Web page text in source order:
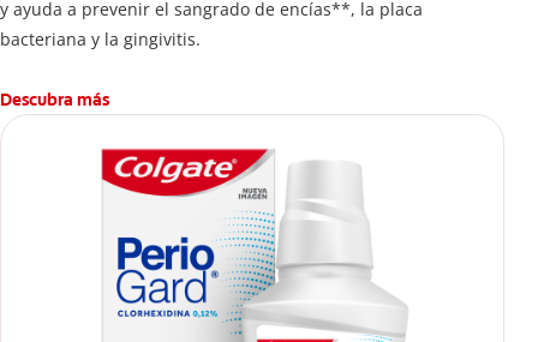
y ayuda a prevenir el sangrado de encías**, la placa
bacteriana y la gingivitis.
Descubra más